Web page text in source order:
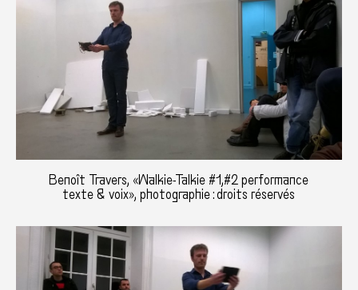
Benoît Travers, «Walkie-Talkie #1,#2 performance
texte & voix», photographie : droits réservés